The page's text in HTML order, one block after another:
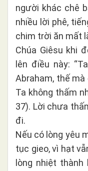
người khác chê
nhiều lời phê,
chim trời ăn mất
Chúa Giêsu khi
lên điều này:
Abraham, thế
Ta không thấm
37). Lời chưa
đi.
Nếu có lòng yêu
tục gieo, vì hạt
lòng nhiệt